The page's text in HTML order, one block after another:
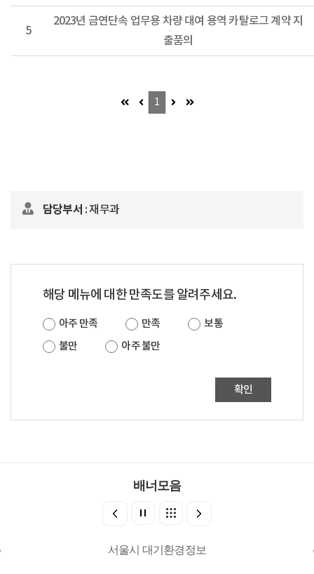
5
2023년 금연단속 업무용 차량 대여 용역 카탈로그 계약 지
출품의
첫 페이지 (이동불가)
이전 페이지 (이동불가)
1 다음 페이지 (이동불가)
마지막 페이지 (이동불가)
담당부서 : 재무과
해당 메뉴에 대한 만족도를 알려주세요.
아주 만족 만족
보통
불만
아주 불만
확인
배너모음
서울시 대기환경정보